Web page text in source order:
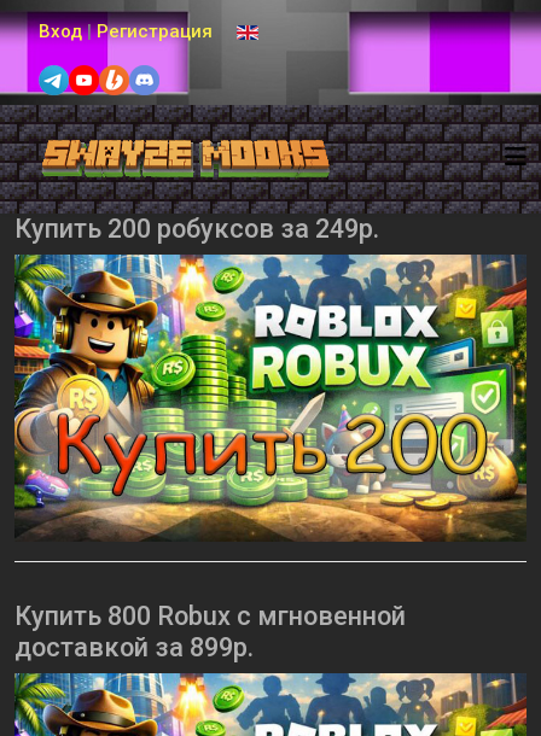
Вход | Регистрация Выберите язык
Купить 200 робуксов за 249р.
Купить 800 Robux с мгновенной
доставкой за 899р.